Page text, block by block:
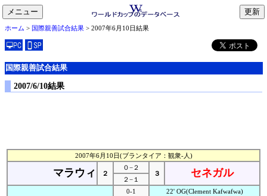
メニュー
toggle
navigation
ホーム > 国際親善試合結果 > 2007年6月10日結果
国際親善試合結果
2007/6/10結果
2007年6月10日(ブランタイア：観衆-人)
マラウィ ２
０−２
３
セネガル
２−１
0-1
22' OG(Clement Kafwafwa)